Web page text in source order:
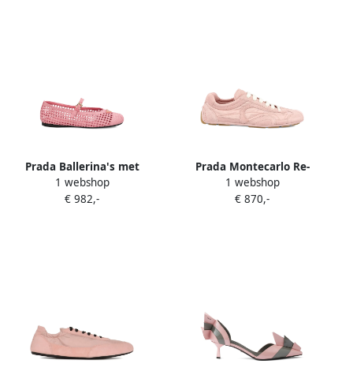
Prada Ballerina's met
gehaakte afwerking en
gespbandje Roze
1 webshop
€ 982,-
Prada Montecarlo Re-
Edition 2005 suède en Re-
Nylon sneakers Roze
1 webshop
€ 870,-